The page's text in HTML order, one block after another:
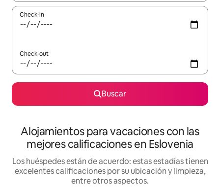
Check-in
Check-out
Buscar
Alojamientos para vacaciones con las
mejores calificaciones en Eslovenia
Los huéspedes están de acuerdo: estas estadías tienen
excelentes calificaciones por su ubicación y limpieza,
entre otros aspectos.